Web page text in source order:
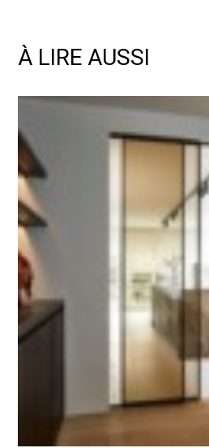
À LIRE AUSSI
Architecte d’intérieur